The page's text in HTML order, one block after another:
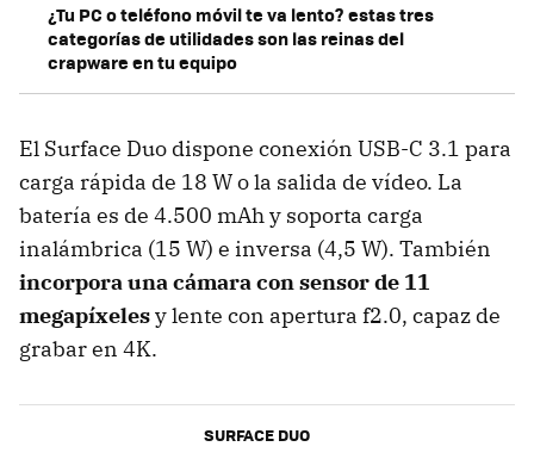
¿Tu PC o teléfono móvil te va lento? estas tres
categorías de utilidades son las reinas del
crapware en tu equipo
El Surface Duo dispone conexión USB-C 3.1 para
carga rápida de 18 W o la salida de vídeo. La
batería es de 4.500 mAh y soporta carga
inalámbrica (15 W) e inversa (4,5 W). También
incorpora una cámara con sensor de 11
megapíxelesy lente con apertura f2.0, capaz de
grabar en 4K.
SURFACE DUO